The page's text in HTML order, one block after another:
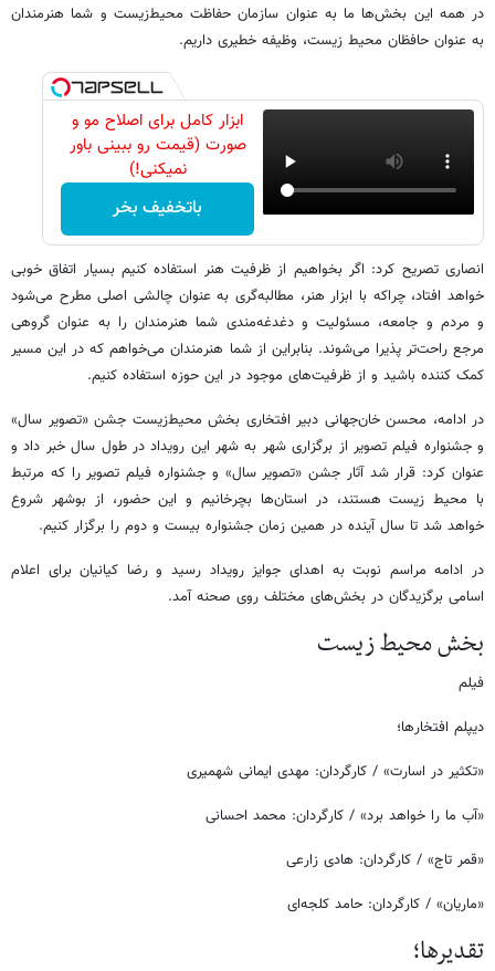
در همه این بخش‌ها ما به عنوان سازمان حفاظت محیط‌زیست و شما هنرمندان
به عنوان حافظان محیط زیست، وظیفه خطیری داریم.
ابزار کامل برای اصلاح مو و
صورت (قیمت رو ببینی باور
نمیکنی!)
باتخفیف بخر
انصاری تصریح کرد: اگر بخواهیم از ظرفیت هنر استفاده کنیم بسیار اتفاق خوبی
خواهد افتاد، چراکه با ابزار هنر، مطالبه‌گری به عنوان چالشی اصلی مطرح می‌شود
و مردم و جامعه، مسئولیت و دغدغه‌مندی شما هنرمندان را به عنوان گروهی
مرجع راحت‌تر پذیرا می‌شوند. بنابراین از شما هنرمندان می‌خواهم که در این مسیر
کمک کننده باشید و از ظرفیت‌های موجود در این حوزه استفاده کنیم.
در ادامه، محسن خان‌جهانی دبیر افتخاری بخش محیط‌زیست جشن «تصویر سال»
و جشنواره فیلم تصویر از برگزاری شهر به شهر این رویداد در طول سال خبر داد و
عنوان کرد: قرار شد آثار جشن «تصویر سال» و جشنواره فیلم تصویر را که مرتبط
با محیط زیست هستند، در استان‌ها بچرخانیم و این حضور، از بوشهر شروع
خواهد شد تا سال آینده در همین زمان جشنواره بیست و دوم را برگزار کنیم.
در ادامه مراسم نوبت به اهدای جوایز رویداد رسید و رضا کیانیان برای اعلام
اسامی برگزیدگان در بخش‌های مختلف روی صحنه آمد.
بخش محیط زیست
فیلم
دیپلم افتخارها؛
«تکثیر در اسارت» / کارگردان: مهدی ایمانی شهمیری
«آب ما را خواهد برد» / کارگردان: محمد احسانی
«قمر تاج» / کارگردان: هادی زارعی
«ماریان» / کارگردان: حامد کلجه‌ای
تقدیرها؛